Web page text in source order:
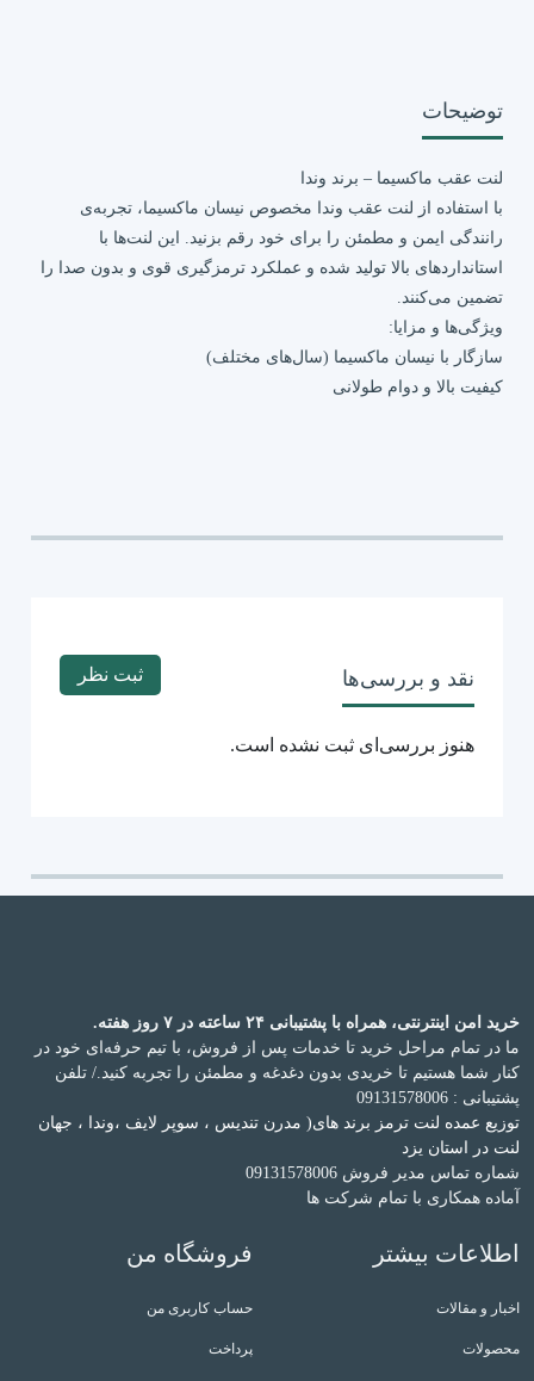
توضیحات
لنت عقب ماکسیما – برند وندا
با استفاده از لنت عقب وندا مخصوص نیسان ماکسیما، تجربه‌ی
رانندگی ایمن و مطمئن را برای خود رقم بزنید. این لنت‌ها با
استانداردهای بالا تولید شده و عملکرد ترمزگیری قوی و بدون صدا را
تضمین می‌کنند.
ویژگی‌ها و مزایا:
سازگار با نیسان ماکسیما (سال‌های مختلف)
کیفیت بالا و دوام طولانی
را تجربه کنید و طول عمر سیستم ترمز خودروی خود را افزایش دهید.
نقد و بررسی‌ها ثبت نظر
هنوز بررسی‌ای ثبت نشده است.
خرید امن اینترنتی، همراه با پشتیبانی ۲۴ ساعته در ۷ روز هفته.
ما در تمام مراحل خرید تا خدمات پس از فروش، با تیم حرفه‌ای خود در
کنار شما هستیم تا خریدی بدون دغدغه و مطمئن را تجربه کنید. / تلفن
پشتیبانی : 09131578006
توزیع عمده لنت ترمز برند های( مدرن تندیس ، سوپر لایف ،وندا ، جهان
لنت در استان یزد
شماره تماس مدیر فروش 09131578006
آماده همکاری با تمام شرکت ها
اطلاعات بیشتر
اخبار و مقالات
محصولات
فروشگاه من
حساب کاربری من
پرداخت